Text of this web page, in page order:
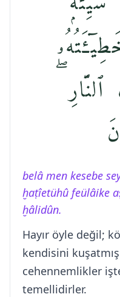
belâ men kesebe
ḫaṭîetühû feülâike
ḫâlidûn.
Hayır öyle değil;
kendisini
cehennemlikler
temellidirler.